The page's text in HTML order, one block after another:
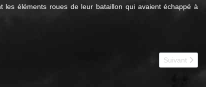
les éléments roues de leur bataillon qui avaient échappé à
Article
Suivant